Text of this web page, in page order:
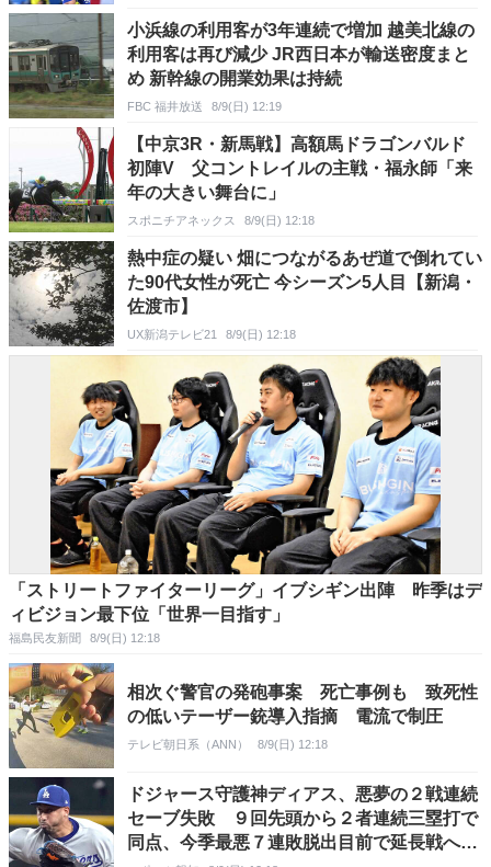
小浜線の利用客が3年連続で増加 越美北線の
利用客は再び減少 JR西日本が輸送密度まと
め 新幹線の開業効果は持続
FBC 福井放送 8/9(日) 12:19
【中京3R・新馬戦】高額馬ドラゴンバルド
初陣V 父コントレイルの主戦・福永師「来
年の大きい舞台に」
スポニチアネックス 8/9(日) 12:18
熱中症の疑い 畑につながるあぜ道で倒れてい
た90代女性が死亡 今シーズン5人目【新潟・
佐渡市】
UX新潟テレビ21 8/9(日) 12:18
「ストリートファイターリーグ」イブシギン出陣 昨季はデ
ィビジョン最下位「世界一目指す」
福島民友新聞 8/9(日) 12:18
相次ぐ警官の発砲事案 死亡事例も 致死性
の低いテーザー銃導入指摘 電流で制圧
テレビ朝日系（ANN） 8/9(日) 12:18
ドジャース守護神ディアス、悪夢の２戦連続
セーブ失敗 ９回先頭から２者連続三塁打で
同点、今季最悪７連敗脱出目前で延長戦へ…